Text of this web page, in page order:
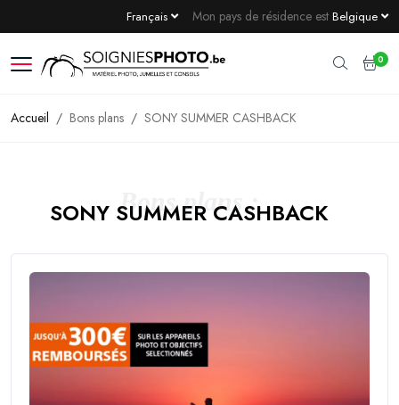
Mon pays de résidence est Belgique
Français
0
Accueil Bons plans SONY SUMMER CASHBACK
Bons plans :
SONY SUMMER CASHBACK